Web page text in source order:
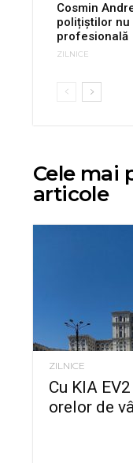
Cosmin
polițiștilor
profesională
ZILNICE
Cele mai
articole
ZILNICE
Cu KIA
orelor de